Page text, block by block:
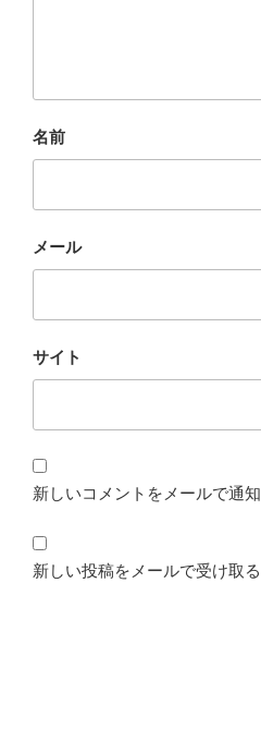
名前
メール
サイト
新しいコメントをメールで通知
新しい投稿をメールで受け取る